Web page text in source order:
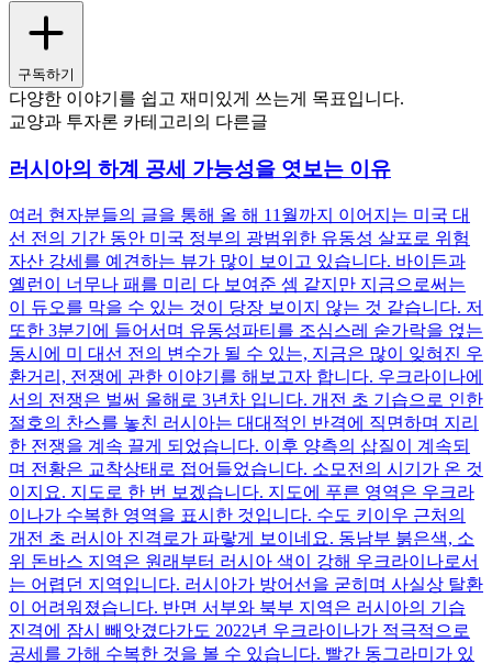
구독하기
다양한 이야기를 쉽고 재미있게 쓰는게 목표입니다.
교양과 투자론 카테고리의 다른글
러시아의 하계 공세 가능성을 엿보는 이유
여러 현자분들의 글을 통해 올 해 11월까지 이어지는 미국 대
선 전의 기간 동안 미국 정부의 광범위한 유동성 살포로 위험
자산 강세를 예견하는 뷰가 많이 보이고 있습니다. 바이든과
옐런이 너무나 패를 미리 다 보여준 셈 같지만 지금으로써는
이 듀오를 막을 수 있는 것이 당장 보이지 않는 것 같습니다. 저
또한 3분기에 들어서며 유동성파티를 조심스레 숟가락을 얹는
동시에 미 대선 전의 변수가 될 수 있는, 지금은 많이 잊혀진 우
환거리, 전쟁에 관한 이야기를 해보고자 합니다. 우크라이나에
서의 전쟁은 벌써 올해로 3년차 입니다. 개전 초 기습으로 인한
절호의 찬스를 놓친 러시아는 대대적인 반격에 직면하며 지리
한 전쟁을 계속 끌게 되었습니다. 이후 양측의 삽질이 계속되
며 전황은 교착상태로 접어들었습니다. 소모전의 시기가 온 것
이지요. 지도로 한 번 보겠습니다. 지도에 푸른 영역은 우크라
이나가 수복한 영역을 표시한 것입니다. 수도 키이우 근처의
개전 초 러시아 진격로가 파랗게 보이네요. 동남부 붉은색, 소
위 돈바스 지역은 원래부터 러시아 색이 강해 우크라이나로서
는 어렵던 지역입니다. 러시아가 방어선을 굳히며 사실상 탈환
이 어려워졌습니다. 반면 서부와 북부 지역은 러시아의 기습
진격에 잠시 빼앗겼다가도 2022년 우크라이나가 적극적으로
공세를 가해 수복한 것을 볼 수 있습니다. 빨간 동그라미가 있